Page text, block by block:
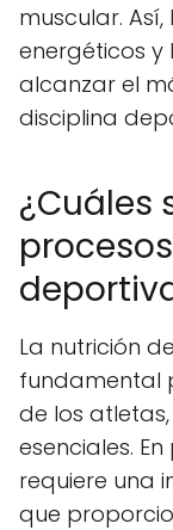
muscular.
energéticos y
alcanzar el
disciplina
¿Cuáles
La nutrición
fundamental
de los
esenciales.
requiere una
que